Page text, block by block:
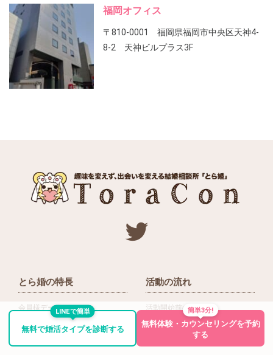
福岡オフィス
〒810-0001 福岡県福岡市中央区天神4-
8-2 天神ビルプラス3F
とら婚の特長
会員様データについて
ネットワーク＆提携企業
活動の流れ
活動開始前の流れ
入会後の活動の流れ
LINEで簡単
無料で婚活タイプを診断する
簡単3分!
無料体験・カウンセリングを予約
する